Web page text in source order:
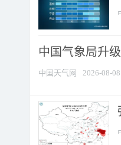
中国气象局升
中国天气网 2026-08-08